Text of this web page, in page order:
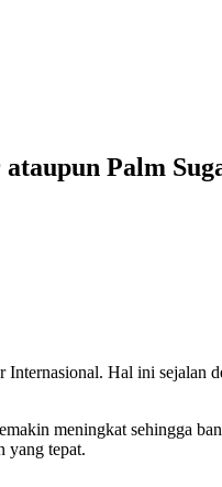
Palm
Hal ini sejalan
meningkat sehingga
yang tepat.